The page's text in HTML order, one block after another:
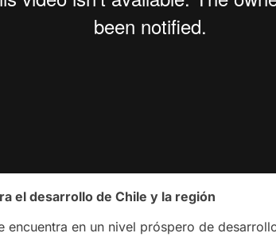
el desarrollo de Chile y la región
encuentra en un nivel próspero de